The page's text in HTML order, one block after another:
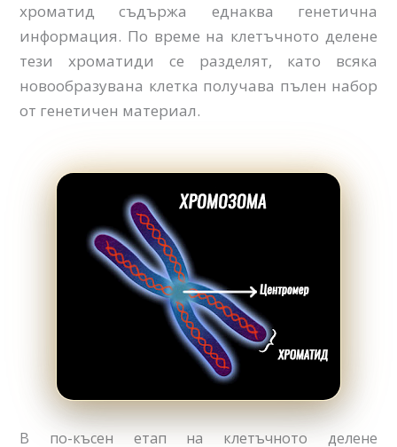
хроматид съдържа еднаква генетична
информация. По време на клетъчното делене
тези хроматиди се разделят, като всяка
новообразувана клетка получава пълен набор
от генетичен материал.
В по-късен етап на клетъчното делене